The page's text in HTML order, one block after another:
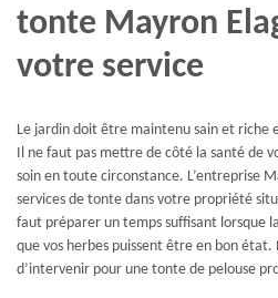
tonte Mayron
votre service
Le jardin doit être maintenu sain et riche
Il ne faut pas mettre de côté la santé de
soin en toute circonstance. L’entreprise
services de tonte dans votre propriété
faut préparer un temps suffisant lorsque
que vos herbes puissent être en bon état.
d’intervenir pour une tonte de pelouse